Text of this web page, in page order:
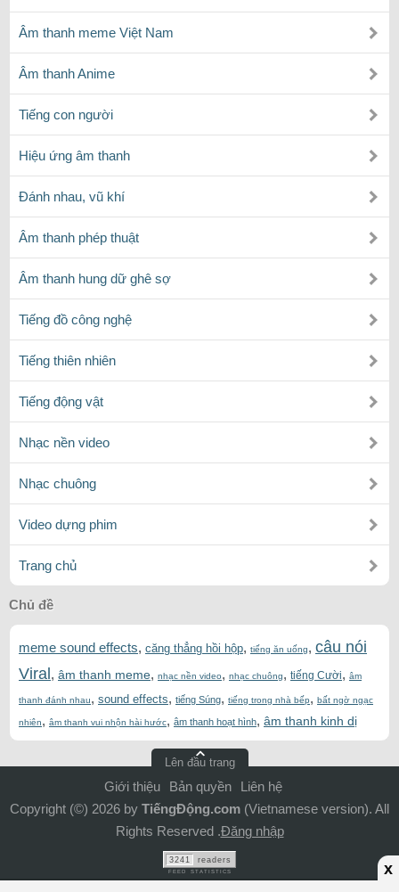
Âm thanh meme Việt Nam
Âm thanh Anime
Tiếng con người
Hiệu ứng âm thanh
Đánh nhau, vũ khí
Âm thanh phép thuật
Âm thanh hung dữ ghê sợ
Tiếng đồ công nghệ
Tiếng thiên nhiên
Tiếng động vật
Nhạc nền video
Nhạc chuông
Video dựng phim
Trang chủ
Chủ đề
meme sound effects, căng thẳng hồi hộp, tiếng ăn uống, câu nói
Viral , âm thanh meme, nhạc nền video, nhạc chuông, tiếng Cười, âm
thanh đánh nhau, sound effects, tiếng Súng, tiếng trong nhà bếp, bất ngờ ngạc
nhiên, âm thanh vui nhộn hài hước, âm thanh hoạt hình, âm thanh kinh dị
Lên đầu trang
Giới thiệu Bản quyền
Liên hệ
Copyright (©) 2026 by TiếngĐộng.com (Vietnamese version). All
Rights Reserved .Đăng nhập
3241 readers
FEED STATISTICS x